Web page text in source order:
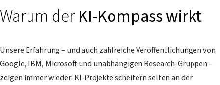
Warum der KI-Kompass wirkt
Unsere Erfahrung – und auch zahlreiche Veröffentlichungen von
Google, IBM, Microsoft und unabhängigen Research-Gruppen –
zeigen immer wieder: KI-Projekte scheitern selten an der